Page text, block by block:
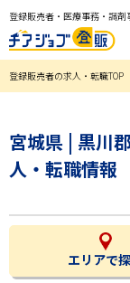
登録販売者・医療事務・調剤
登録販売者の求人・転職TOP
宮城県 | 黒川
人・転職情報
エリアで